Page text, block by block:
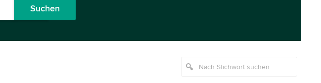
Suchen